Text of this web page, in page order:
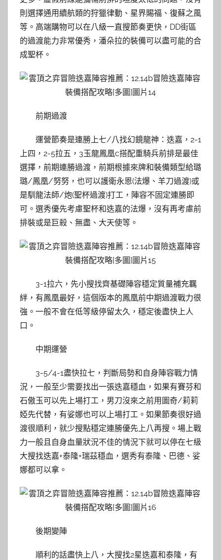
則選擇通用續航類的狩獵律動、星界賜福、復蘇之風
等。高端購物可以在八級一直搜節奏更快，DD街區
的過渡能力非常優秀，潘朵拉的裝備可以盡可能的合
成聖杯。
前期過渡
運營節奏是連勝上七/八找幻鏡龍神：迭嘉，2-1
上四，2-5拉五，3玉龍鳳凰c搭配重騎兵前排是最佳
選擇，前期連勝過渡，前期根據來牌和裝備類型給璐
璐/鳳凰/努努，也可以護衛永恩(法爆、羊刀過渡)或
是馴龍法師/炮(聖杯過渡)打工，陣容不固定連勝即
可。選秀優先考慮聖杯和迭嘉的法爆，沒有再考慮前
排裝或是巨殺、無盡、大天使等。
3-1拉六，先小搜找齊基礎陣容穩定質量補充羈
絆，有鳳凰最好，這個版本的鳳凰前中期過渡戰力很
強。一般不會在低等級停留太久，穩定後盡快上人
口。
中期運營
3-5/4-1盡快拉七，判斷局勢和自身陣容戰力情
況，一般至少需要找出一張迭嘉穩血，如果有賽芬和
石傲玉可以先上場打工，男刀沒來之前用圖奇/莉莉
婭先代替，有娑娜也可以上場打工。如果節奏很好過
渡很順利，就少搜點穩定連勝優先上八再搜。場上戰
力一般且自身血量狀況不佳的情況下就可以停在七級
大搜找迭嘉+泰隆+瑞茲穩血，選秀有泰隆、巴德、娑
娜都可以拿。
後期變陣
順利的話盡快上八，大搜找2星迭嘉和泰隆，有